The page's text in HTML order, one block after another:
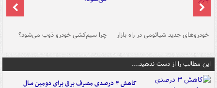
خودروهای جدید شیائومی در راه بازار چرا سیم‌کشی خودرو ذوب می‌شود؟
این مطالب را از دست ندهید....
کاهش ۳ درصدی مصرف برق برای دومین سال